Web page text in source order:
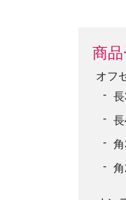
商
オフ